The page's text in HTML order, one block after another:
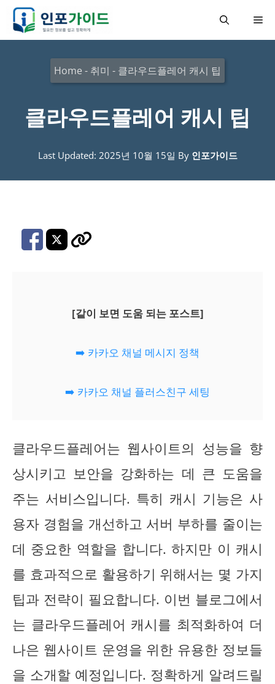
메
Home - 취미 - 클라우드플레어 캐시 팁
클라우드플레어 캐시 팁
Last Updated: 2025년 10월 15일 By 인포가이드
[같이 보면 도움 되는 포스트]
➡️ 카카오 채널 메시지 정책
➡️ 카카오 채널 플러스친구 세팅
클라우드플레어는 웹사이트의 성능을 향
상시키고 보안을 강화하는 데 큰 도움을
주는 서비스입니다. 특히 캐시 기능은 사
용자 경험을 개선하고 서버 부하를 줄이는
데 중요한 역할을 합니다. 하지만 이 캐시
를 효과적으로 활용하기 위해서는 몇 가지
팁과 전략이 필요합니다. 이번 블로그에서
는 클라우드플레어 캐시를 최적화하여 더
나은 웹사이트 운영을 위한 유용한 정보들
을 소개할 예정입니다. 정확하게 알려드릴